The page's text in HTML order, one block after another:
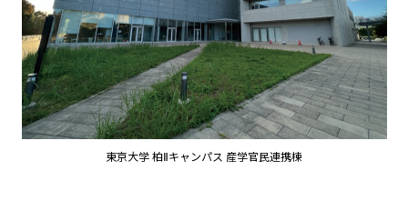
東京大学 柏Ⅱキャンパス 産学官民連携棟